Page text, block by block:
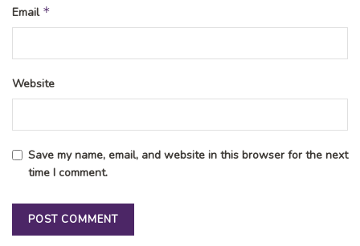
Email *
Website
Save my name, email, and website in this browser for the next
time I comment.